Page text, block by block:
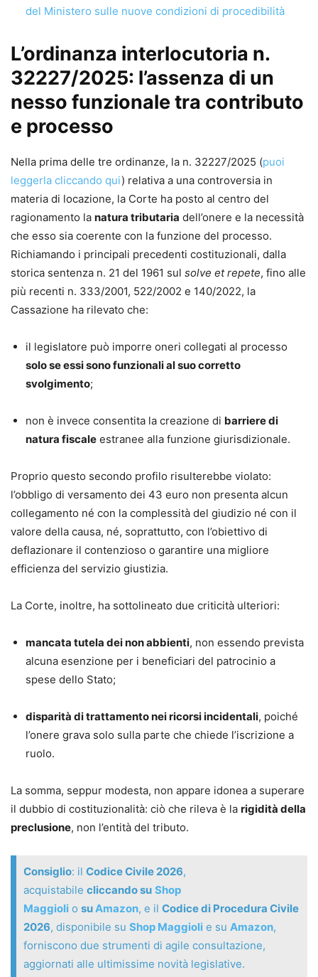
Autrice di formulari giuridici, unitamente al padre avv.
Benito Nigro, dall’anno 1990. Avvocato cassazionista,
Mediatore civile e Giudice ausiliario presso la Corte di
Giudice di pace in Agropoli.
del Ministero sulle nuove condizioni di procedibilità
L’ordinanza interlocutoria n.
32227/2025: l’assenza di un
nesso funzionale tra contributo
e processo
Nella prima delle tre ordinanze, la n. 32227/2025 (puoi
leggerla cliccando qui) relativa a una controversia in
materia di locazione, la Corte ha posto al centro del
ragionamento la natura tributaria dell’onere e la necessità
che esso sia coerente con la funzione del processo.
Richiamando i principali precedenti costituzionali, dalla
storica sentenza n. 21 del 1961 sul solve et repete, fino alle
più recenti n. 333/2001, 522/2002 e 140/2022, la
Cassazione ha rilevato che:
il legislatore può imporre oneri collegati al processo
solo se essi sono funzionali al suo corretto
svolgimento;
non è invece consentita la creazione di barriere di
natura fiscale estranee alla funzione giurisdizionale.
Proprio questo secondo profilo risulterebbe violato:
l’obbligo di versamento dei 43 euro non presenta alcun
collegamento né con la complessità del giudizio né con il
valore della causa, né, soprattutto, con l’obiettivo di
deflazionare il contenzioso o garantire una migliore
efficienza del servizio giustizia.
La Corte, inoltre, ha sottolineato due criticità ulteriori:
mancata tutela dei non abbienti, non essendo prevista
alcuna esenzione per i beneficiari del patrocinio a
spese dello Stato;
disparità di trattamento nei ricorsi incidentali, poiché
l’onere grava solo sulla parte che chiede l’iscrizione a
ruolo.
La somma, seppur modesta, non appare idonea a superare
il dubbio di costituzionalità: ciò che rileva è la rigidità della
preclusione, non l’entità del tributo.
Consiglio: il Codice Civile 2026,
acquistabile cliccando su Shop
Maggioli o suAmazon, e il Codice di Procedura Civile
2026, disponibile su Shop Maggioli e su Amazon,
forniscono due strumenti di agile consultazione,
aggiornati alle ultimissime novità legislative.